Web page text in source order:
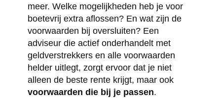
meer. Welke mogelijkheden heb je voor
boetevrij extra aflossen? En wat zijn de
voorwaarden bij oversluiten? Een
adviseur die actief onderhandelt met
geldverstrekkers en alle voorwaarden
helder uitlegt, zorgt ervoor dat je niet
alleen de beste rente krijgt, maar ook
voorwaarden die bij je passen.